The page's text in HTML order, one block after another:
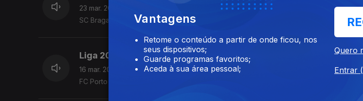
23 mar. 2026
SC Braga 1 - FC Porto 2; Alverca 1 - Sporting CP 4; SL Benfica 3 - Vitória SC 0
Liga 2025/26: 26ª jornada
16 mar. 2026
FC Porto 3 - Moreirense FC 0 FC Arouca 1 - SL Benfica 2
Vantagens
Retome o conteúdo a partir de onde ficou, nos
seus dispositivos;
Guarde programas favoritos;
Aceda à sua área pessoal;
Quero
Entrar